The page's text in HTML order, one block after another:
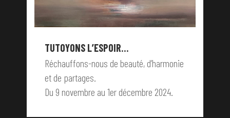
TUTOYONS L’ESPOIR…
Réchauffons-nous de beauté, d’harmonie
et de partages.
Du 9 novembre au 1er décembre 2024.